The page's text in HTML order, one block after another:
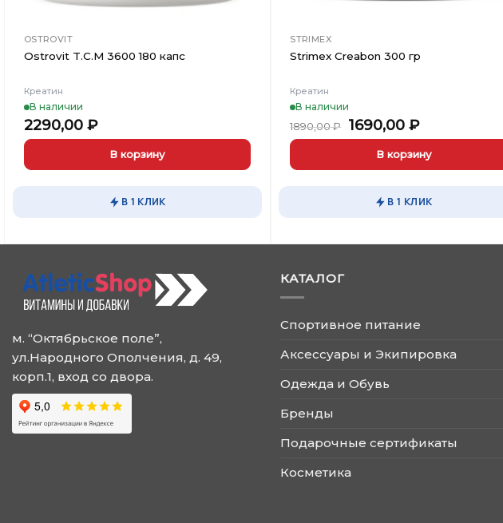
OSTROVIT
Ostrovit T.C.M 3600 180 капс
Креатин
В наличии
2290,00 ₽
В корзину
В 1 КЛИК
STRIMEX
Strimex Creabon 300 гр
Креатин
В наличии
1890,00₽
Первоначальная
цена
составляла
1890,00 ₽.
1690,00₽Текущая
цена:
1690,00 ₽.
В корзину
В 1 КЛИК
м. “Октябрьское поле”,
ул.Народного Ополчения, д. 49,
корп.1, вход со двора.
КАТАЛОГ
Спортивное питание
Аксессуары и Экипировка
Одежда и Обувь
Бренды
Подарочные сертификаты
Косметика